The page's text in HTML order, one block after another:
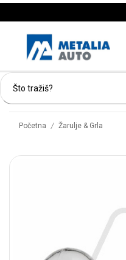
Početna / Žarulje & Grla